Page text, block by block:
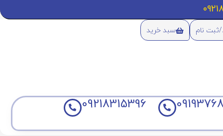
ثبت نام سبد خرید
09218315396